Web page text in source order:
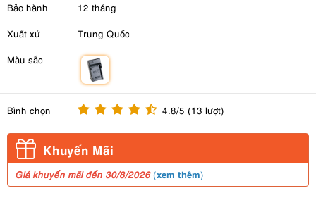
Bảo hành 12 tháng
Xuất xứ Trung Quốc
Màu sắc
Bình chọn 4.8/5 (13 lượt)
Khuyến Mãi
Giá khuyến mãi đến 30/8/2026 (xem thêm)